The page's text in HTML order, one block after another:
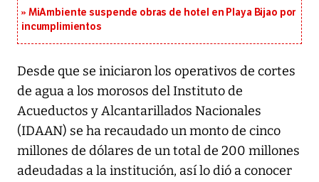
MiAmbiente suspende obras de hotel en Playa Bijao por
incumplimientos
Desde que se iniciaron los operativos de cortes
de agua a los morosos del Instituto de
Acueductos y Alcantarillados Nacionales
(IDAAN) se ha recaudado un monto de cinco
millones de dólares de un total de 200 millones
adeudadas a la institución, así lo dió a conocer